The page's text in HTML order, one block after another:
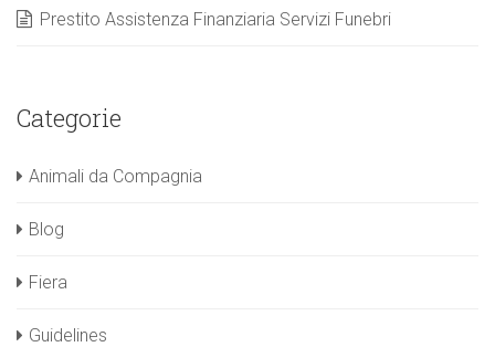
Prestito Assistenza Finanziaria Servizi Funebri
Categorie
Animali da Compagnia
Blog
Fiera
Guidelines